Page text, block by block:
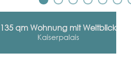
135 qm Wohnung mit Weitblick
Kaiserpalais